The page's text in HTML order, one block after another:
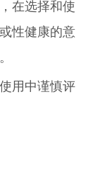
在选择和使
性健康的意
用中谨慎评